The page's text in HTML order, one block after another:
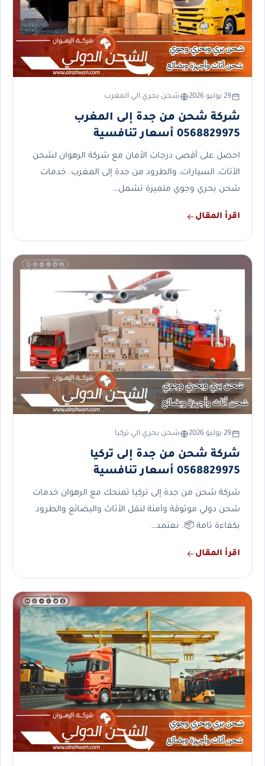
29 يوليو 2026 شحن بحري الي المغرب
شركة شحن من جدة إلى المغرب
0568829975 أسعار تنافسية
احصل على أقصى درجات الأمان مع شركة الرهوان لشحن
الأثاث، السيارات، والطرود من جدة إلى المغرب. خدمات
شحن بحري وجوي متميزة تشمل…
اقرأ المقال
29 يوليو 2026 شحن بحري الي تركيا
شركة شحن من جدة إلى تركيا
0568829975 أسعار تنافسية
شركة شحن من جدة إلى تركيا تمنحك مع الرهوان خدمات
شحن دولي موثوقة وآمنة لنقل الأثاث والبضائع والطرود
بكفاءة تامة 📦. نعتمد…
اقرأ المقال